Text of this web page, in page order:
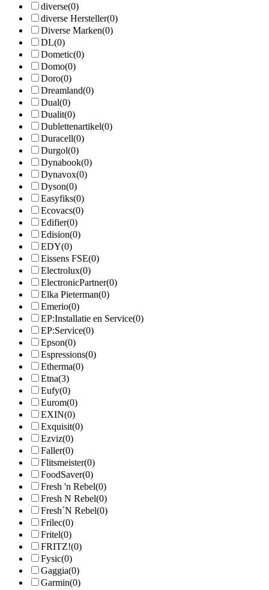
diverse(0)
diverse Hersteller(0)
Diverse Marken(0)
DL(0)
Dometic(0)
Domo(0)
Doro(0)
Dreamland(0)
Dual(0)
Dualit(0)
Dublettenartikel(0)
Duracell(0)
Durgol(0)
Dynabook(0)
Dynavox(0)
Dyson(0)
Easyfiks(0)
Ecovacs(0)
Edifier(0)
Edision(0)
EDY(0)
Eissens FSE(0)
Electrolux(0)
ElectronicPartner(0)
Elka Pieterman(0)
Emerio(0)
EP:Installatie en Service(0)
EP:Service(0)
Epson(0)
Espressions(0)
Etherma(0)
Etna(3)
Eufy(0)
Eurom(0)
EXIN(0)
Exquisit(0)
Ezviz(0)
Faller(0)
Flitsmeister(0)
FoodSaver(0)
Fresh 'n Rebel(0)
Fresh N Rebel(0)
Fresh´N Rebel(0)
Frilec(0)
Fritel(0)
FRITZ!(0)
Fysic(0)
Gaggia(0)
Garmin(0)